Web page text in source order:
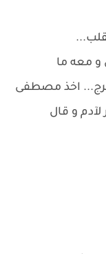
معه ما
اخذ مصطفى
و قال